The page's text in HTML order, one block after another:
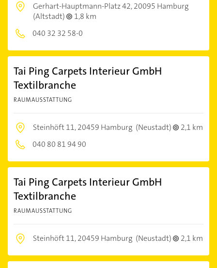
Gerhart-Hauptmann-Platz 42,20095 Hamburg
(Altstadt)
1,8 km
040 32 32 58-0
Tai Ping Carpets Interieur GmbH
Textilbranche
RAUMAUSSTATTUNG
Steinhöft 11,20459 Hamburg (Neustadt)
2,1 km
040 80 81 94 90
Tai Ping Carpets Interieur GmbH
Textilbranche
RAUMAUSSTATTUNG
Steinhöft 11,20459 Hamburg (Neustadt) 2,1 km